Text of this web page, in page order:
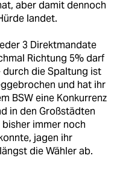
aber damit dennoch
landet.
3 Direktmandate
Richtung 5% darf
die Spaltung ist
und hat ihr
BSW eine Konkurrenz
in den Großstädten
immer noch
jagen ihr
die Wähler ab.